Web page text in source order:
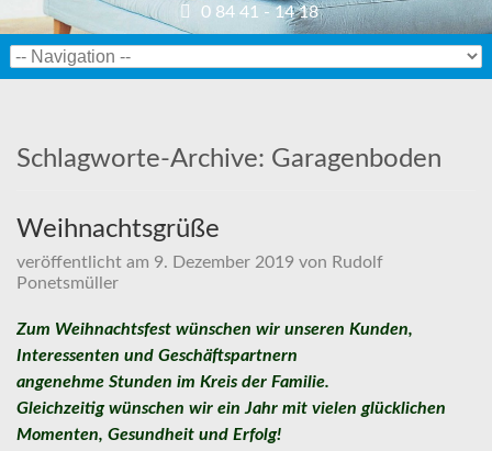
0 84 41 - 14 18
Schlagworte-Archive: Garagenboden
Weihnachtsgrüße
veröffentlicht am 9. Dezember 2019 von Rudolf
Ponetsmüller
Zum Weihnachtsfest wünschen wir unseren Kunden,
Interessenten und Geschäftspartnern
angenehme Stunden im Kreis der Familie.
Gleichzeitig wünschen wir ein Jahr mit vielen glücklichen
Momenten, Gesundheit und Erfolg!